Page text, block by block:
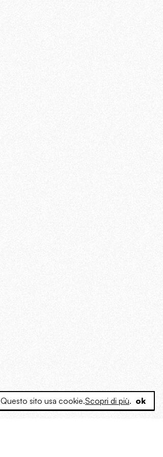
Questo sito usa cookie.Scopri di più. ok